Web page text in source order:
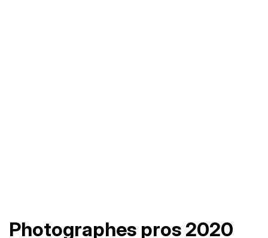
Photographes pros 2020